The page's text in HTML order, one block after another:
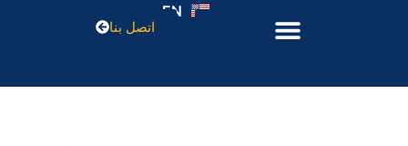
EN
اتصل بنا